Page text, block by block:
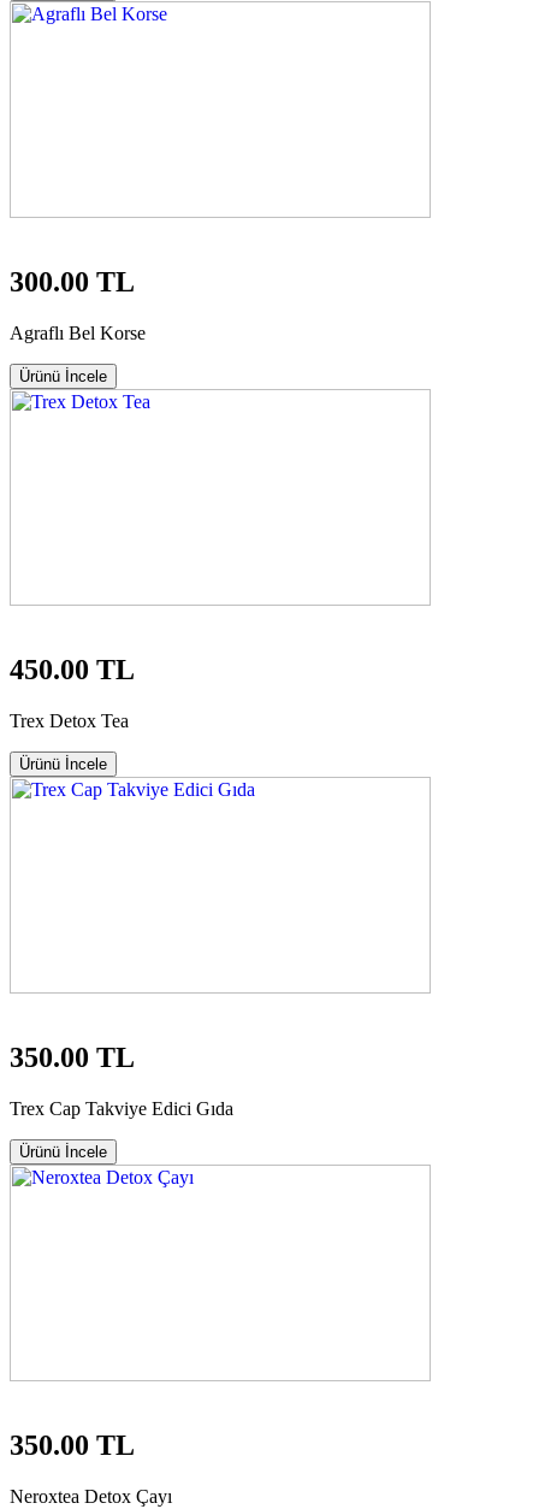
300.00 TL
Agraflı Bel Korse
Ürünü İncele
450.00 TL
Trex Detox Tea
Ürünü İncele
350.00 TL
Trex Cap Takviye Edici Gıda
Ürünü İncele
350.00 TL
Neroxtea Detox Çayı